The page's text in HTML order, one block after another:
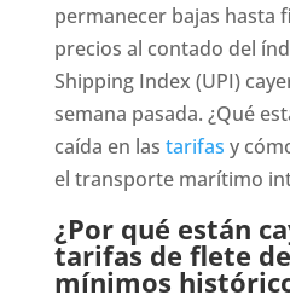
permanecer bajas hasta
precios al contado del
Shipping Index (UPI)
semana pasada. ¿Qué
caída en las tarifas y
el transporte marítimo
¿Por qué están
tarifas de flete
mínimos